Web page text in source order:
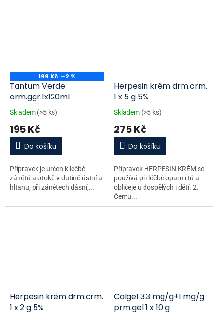
199 Kč –2 %
Tantum Verde
orm.ggr.1x120ml
Skladem (>5 ks)
195 Kč
Do košíku
Přípravek je určen k léčbě
zánětů a otoků v dutině ústní a
hltanu, při zánětech dásní,...
Herpesin krém drm.crm.
1 x 5 g 5%
Skladem (>5 ks)
275 Kč
Do košíku
Přípravek HERPESIN KRÉM se
používá při léčbě oparu rtů a
obličeje u dospělých i dětí. 2.
Čemu...
Herpesin krém drm.crm.
1 x 2 g 5%
Calgel 3,3 mg/g+1 mg/g
prm.gel 1 x 10 g